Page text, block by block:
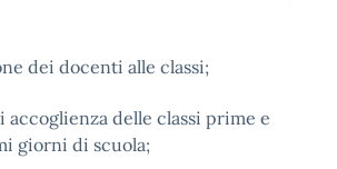
dei docenti alle classi;
accoglienza delle classi prime e
giorni di scuola;